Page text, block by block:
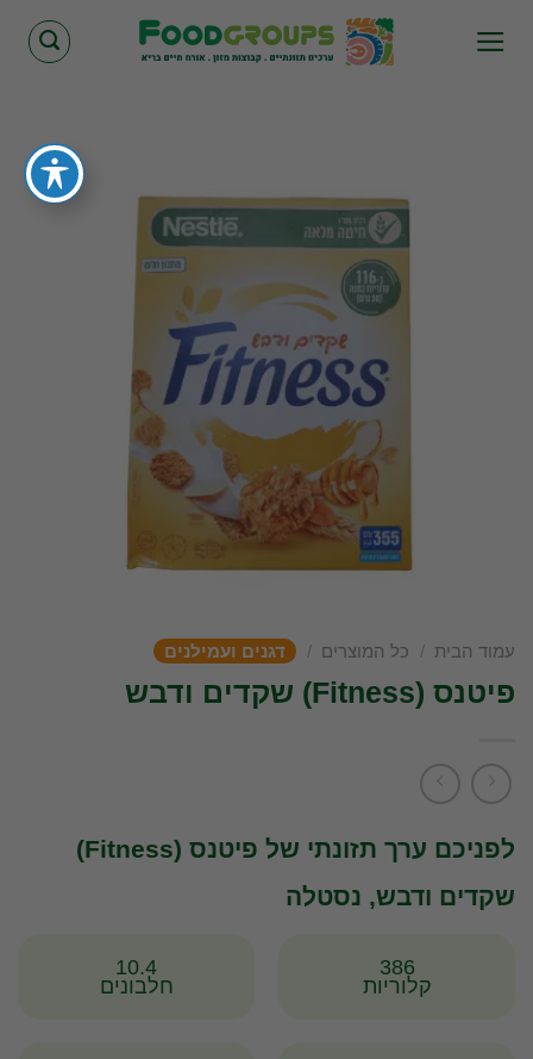
עמוד הבית / כל המוצרים / דגנים ועמילנים
פיטנס (Fitness) שקדים ודבש
לפניכם ערך תזונתי של פיטנס (Fitness)
שקדים ודבש, נסטלה
386
קלוריות
10.4
חלבונים